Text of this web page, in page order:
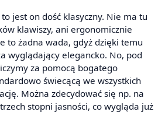
jest on dość klasyczny. Nie ma tu
klawiszy, ani ergonomicznie
to żadna wada, gdyż dzięki temu
wyglądający elegancko. No, pod
za pomocą bogatego
świecącą we wszystkich
Można zdecydować się np. na
stopni jasności, co wygląda już